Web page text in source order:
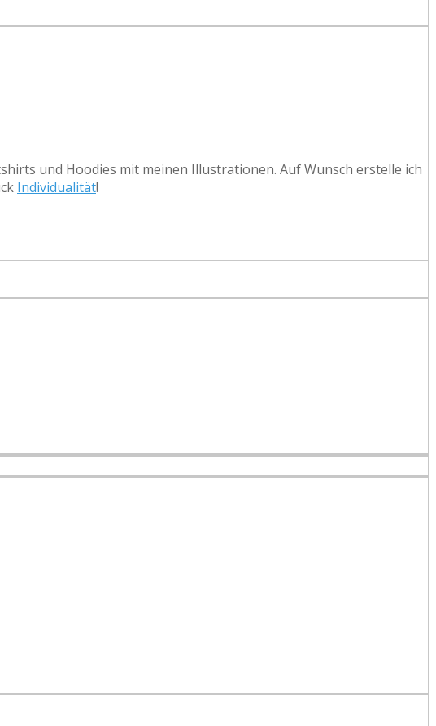
und Hoodies mit meinen Illustrationen. Auf Wunsch erstelle ich
Individualität!